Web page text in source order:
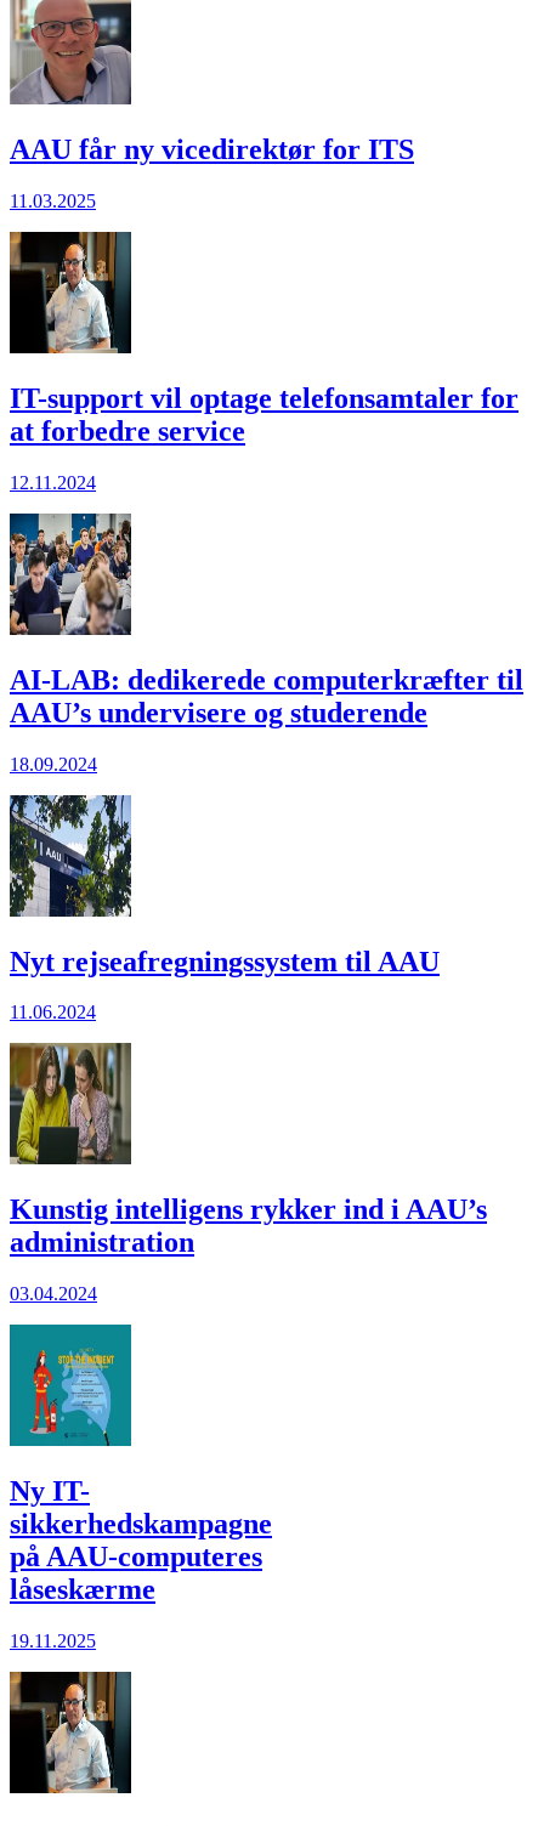
AAU får ny vicedirektør for ITS
11.03.2025
IT-support vil optage telefonsamtaler for
at forbedre service
12.11.2024
AI-LAB: dedikerede computerkræfter til
AAU’s undervisere og studerende
18.09.2024
Nyt rejseafregningssystem til AAU
11.06.2024
Kunstig intelligens rykker ind i AAU’s
administration
03.04.2024
Ny IT-
sikkerhedskampagne
på AAU-computeres
låseskærme
19.11.2025